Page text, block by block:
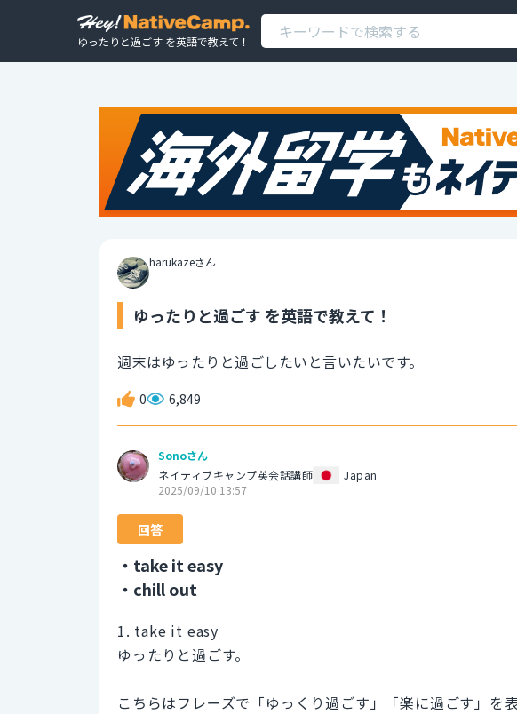
ゆったりと過ごす を英語で教えて！
harukazeさん
ゆったりと過ごす を英語で教えて！
週末はゆったりと過ごしたいと言いたいです。
0 6,849
Sonoさん
ネイティブキャンプ英会話講師
Japan
2025/09/10 13:57
回答
・take it easy
・chill out
1. take it easy
ゆったりと過ごす。
こちらはフレーズで「ゆっくり過ごす」「楽に過ごす」を表